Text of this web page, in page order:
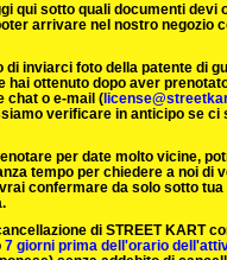
qui sotto quali documenti devi
arrivare nel nostro negozio
di inviarci foto della patente di
hai ottenuto dopo aver
chat o e-mail (
verificare in anticipo se ci
per date molto vicine,
tempo per chiedere a noi di
confermare da solo sotto tua
di STREET KART
7 giorni prima dell'orario